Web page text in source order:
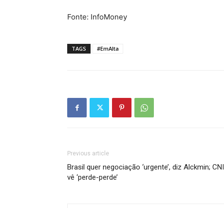
Fonte: InfoMoney
TAGS #EmAlta
Previous article
Brasil quer negociação ‘urgente’, diz Alckmin; CNI
vê ‘perde-perde’